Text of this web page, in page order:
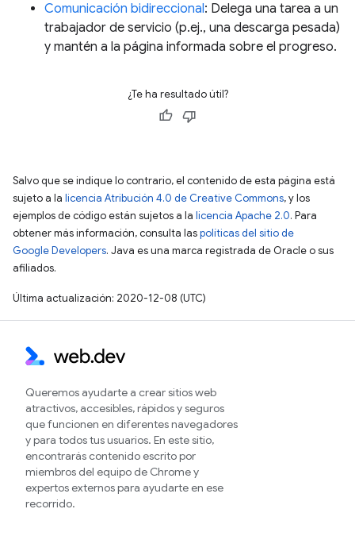
Comunicación bidireccional: Delega una tarea a un
trabajador de servicio (p.ej., una descarga pesada)
y mantén a la página informada sobre el progreso.
¿Te ha resultado útil?
Salvo que se indique lo contrario, el contenido de esta página está
sujeto a la licencia Atribución 4.0 de Creative Commons, y los
ejemplos de código están sujetos a la licencia Apache 2.0. Para
obtener más información, consulta laspolíticas del sitio de
Google Developers. Java es una marca registrada de Oracle o sus
afiliados.
Última actualización: 2020-12-08 (UTC)
Queremos ayudarte a crear sitios web
atractivos, accesibles, rápidos y seguros
que funcionen en diferentes navegadores
y para todos tus usuarios. En este sitio,
encontrarás contenido escrito por
miembros del equipo de Chrome y
expertos externos para ayudarte en ese
recorrido.